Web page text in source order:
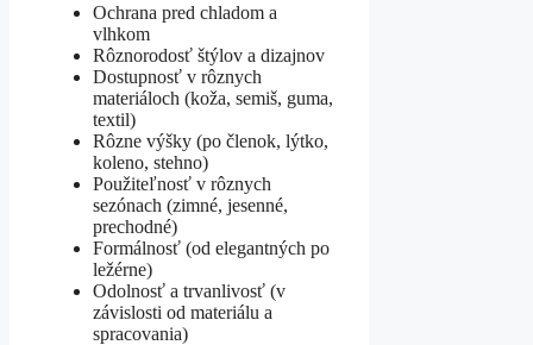
Ochrana pred chladom a
vlhkom
Rôznorodosť štýlov a dizajnov
Dostupnosť v rôznych
materiáloch (koža, semiš, guma,
textil)
Rôzne výšky (po členok, lýtko,
koleno, stehno)
Použiteľnosť v rôznych
sezónach (zimné, jesenné,
prechodné)
Formálnosť (od elegantných po
ležérne)
Odolnosť a trvanlivosť (v
závislosti od materiálu a
spracovania)